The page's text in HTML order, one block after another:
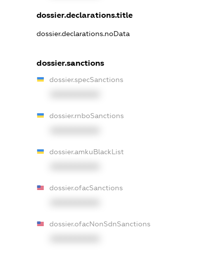
dossier.declarations.title
dossier.declarations.noData
dossier.sanctions
dossier.specSanctions
dossier.rnboSanctions
dossier.amkuBlackList
dossier.ofacSanctions
dossier.ofacNonSdnSanctions